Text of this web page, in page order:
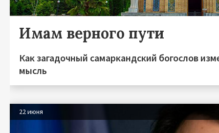
Имам верного пути
Как загадочный самаркандский богослов
мысль
22 июня